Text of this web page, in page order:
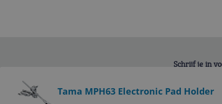
Tama MPH63 Electronic Pad Holder
Schrijf je in